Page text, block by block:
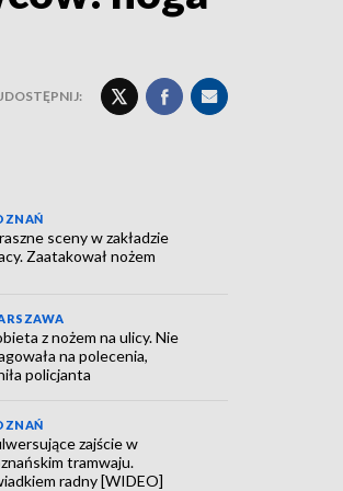
sceny w zakładzie
Zaatakował nożem
z nożem na ulicy. Nie
na polecenia,
policjanta
zajście w
tramwaju.
radny [WIDEO]